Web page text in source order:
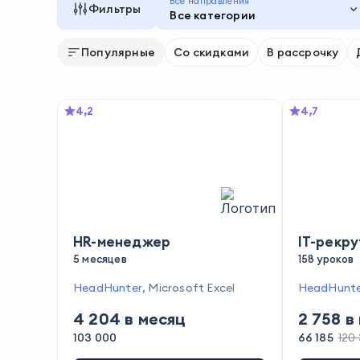
Фильтры Все категории
Популярные Со скидками В рассрочку
4,2
HR-менеджер
5 месяцев
HeadHunter, Microsoft Excel
4 204 в месяц
103 000
4,7
IT-
158 уроков
Python,
t, Habr
2 758 в
66 185 120